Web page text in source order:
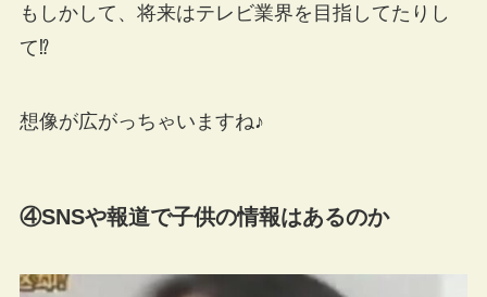
もしかして、将来はテレビ業界を目指してたりし
て⁉︎
想像が広がっちゃいますね♪
④SNSや報道で子供の情報はあるのか